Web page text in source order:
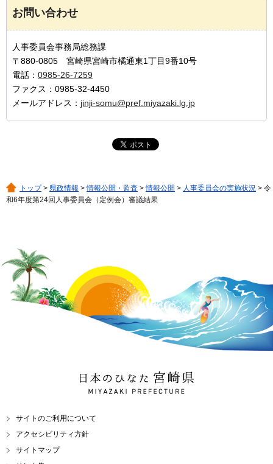
お問い合わせ
人事委員会事務局総務課
〒880-0805 宮崎県宮崎市橘通東1丁目9番10号
電話： 0985-26-7259
ファクス：0985-32-4450
メールアドレス： jinji-somu@pref.miyazaki.lg.jp
トップ> 県政情報 >情報公開・監査 >情報公開 > 人事委員会の実施状況 > 令
和6年度第24回人事委員会（定例会）審議結果
日本のひなた 宮崎県
MIYAZAKI PREFECTURE
サイトのご利用について
アクセシビリティ方針
サイトマップ